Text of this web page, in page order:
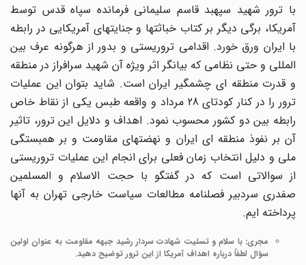
با ترور شهید سپهبد قاسم سلیمانی فرمانده سپاه قدس توسط
آمریکا، برگی دیگر بر کتاب خباثتها و جنایتهای آمریکایی در رابطه
با ایران ورق خورد. اقدامی تروریستی و بدور از هرگونه عرف بین
المللی و حتی نظامی که بیانگر اثر ویژه آن شهید سرافراز در منطقه
و قدرت منطقه ای چشمگیر ایران است. شاید بتوان این عملیات
ترور را در کنار کودتای 28 مرداد و واقعه طبس یکی از نقاط خاص
رابطه بین دو کشور محسوب نمود. اهداف و دلایل این ترور، تاثیر
آن بر نفوذ منطقه ای ایران و نهضتهای مقاومت و بر همبستگی
ملی و دلیل انتخاب زمان فعلی برای انجام این عملیات تروریستی
از سوالاتی است که در گفتگو با حجت الاسلام و المسلمین
صفدری سردبیر فصلنامه مطالعات سیاست خارجی تهران به آنها
پرداخته ایم.
مجری: با سلام و تسلیت شهادت سردار رشید جبهه مقاومت به عنوان اولین
سؤال لطفاً درباره اهداف آمریکا از این ترور توضیح دهید.